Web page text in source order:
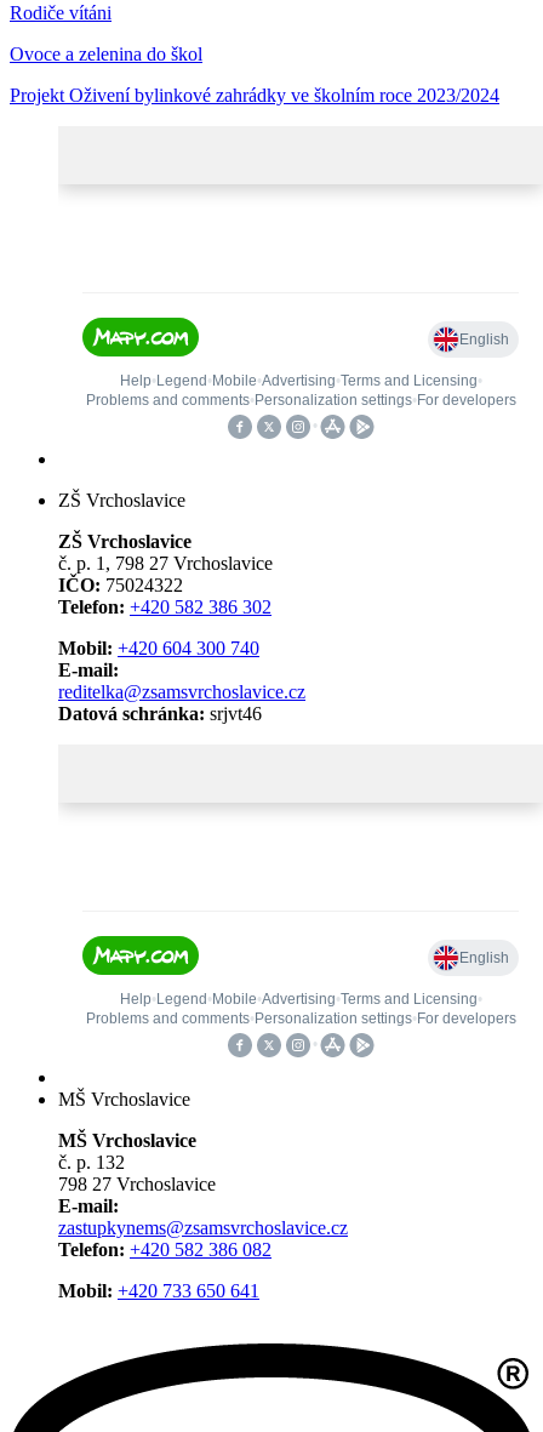
Rodiče vítáni
Ovoce a zelenina do škol
Projekt Oživení bylinkové zahrádky ve školním roce 2023/2024
ZŠ Vrchoslavice
ZŠ Vrchoslavice
č. p. 1, 798 27 Vrchoslavice
IČO: 75024322
Telefon: +420 582 386 302
Mobil: +420 604 300 740
E-mail:
reditelka@zsamsvrchoslavice.cz
Datová schránka: srjvt46
MŠ Vrchoslavice
MŠ Vrchoslavice
č. p. 132
798 27 Vrchoslavice
E-mail:
zastupkynems@zsamsvrchoslavice.cz
Telefon: +420 582 386 082
Mobil: +420 733 650 641